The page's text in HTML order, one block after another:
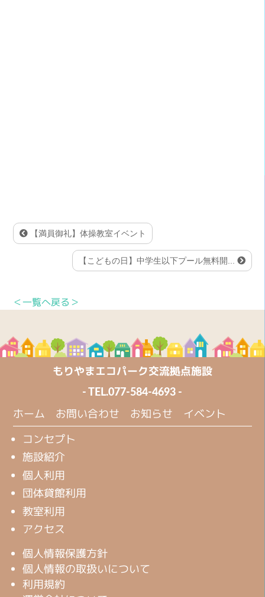
【満員御礼】体操教室イベント
【こどもの日】中学生以下プール無料開...
＜一覧へ戻る＞
もりやまエコパーク交流拠点施設
- TEL.077-584-4693 -
ホーム お問い合わせ お知らせ イベント
コンセプト
施設紹介
個人利用
団体貸館利用
教室利用
アクセス
個人情報保護方針
個人情報の取扱いについて
利用規約